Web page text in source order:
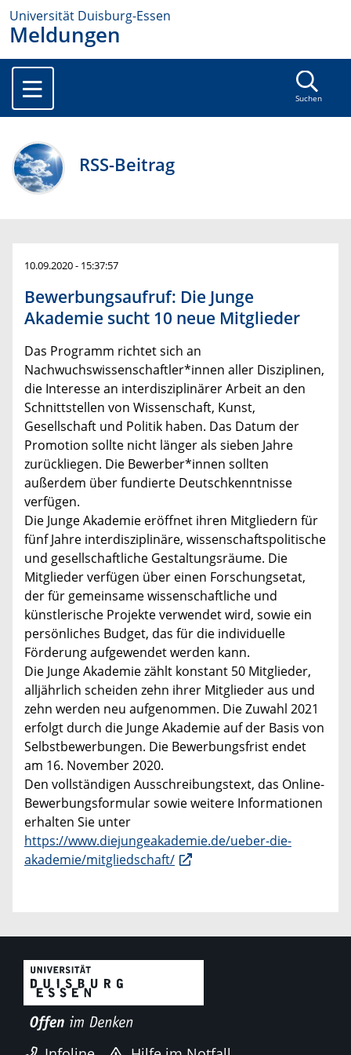
Universität Duisburg-Essen
Meldungen
Suchen
RSS-Beitrag
10.09.2020 - 15:37:57
Bewerbungsaufruf: Die Junge
Akademie sucht 10 neue Mitglieder
Das Programm richtet sich an
Nachwuchswissenschaftler*innen aller Disziplinen,
die Interesse an interdisziplinärer Arbeit an den
Schnittstellen von Wissenschaft, Kunst,
Gesellschaft und Politik haben. Das Datum der
Promotion sollte nicht länger als sieben Jahre
zurückliegen. Die Bewerber*innen sollten
außerdem über fundierte Deutschkenntnisse
verfügen.
Die Junge Akademie eröffnet ihren Mitgliedern für
fünf Jahre interdisziplinäre, wissenschaftspolitische
und gesellschaftliche Gestaltungsräume. Die
Mitglieder verfügen über einen Forschungsetat,
der für gemeinsame wissenschaftliche und
künstlerische Projekte verwendet wird, sowie ein
persönliches Budget, das für die individuelle
Förderung aufgewendet werden kann.
Die Junge Akademie zählt konstant 50 Mitglieder,
alljährlich scheiden zehn ihrer Mitglieder aus und
zehn werden neu aufgenommen. Die Zuwahl 2021
erfolgt durch die Junge Akademie auf der Basis von
Selbstbewerbungen. Die Bewerbungsfrist endet
am 16. November 2020.
Den vollständigen Ausschreibungstext, das Online-
Bewerbungsformular sowie weitere Informationen
erhalten Sie unter
https://www.diejungeakademie.de/ueber-die-
akademie/mitgliedschaft/